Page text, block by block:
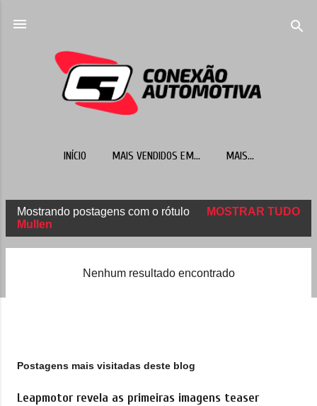
INÍCIO MAIS VENDIDOS EM... MAIS…
o
Mostrando postagens com o rótulo
Mullen
MOSTRAR TUDO
Nenhum resultado encontrado
Postagens mais visitadas deste blog
Leapmotor revela as primeiras imagens teaser